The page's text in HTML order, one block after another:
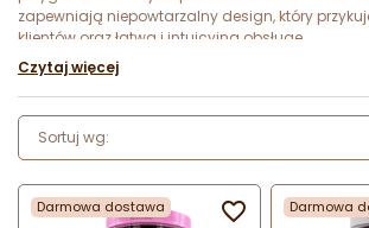
zapewniają niepowtarzalny design, który
klientów oraz łatwą i intuicyjną obsługę.
Czytaj więcej
Sortuj wg:
Darmowa dostawa  Darmowa